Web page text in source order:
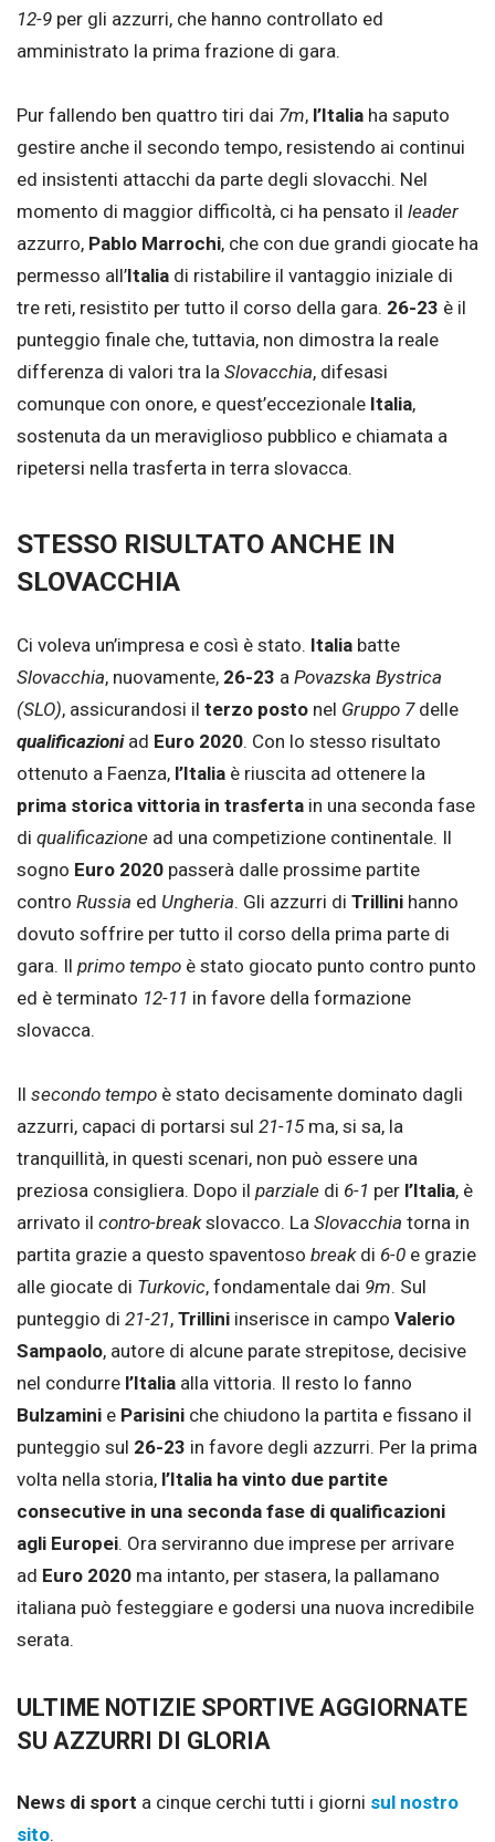
12-9 per gli azzurri, che hanno controllato ed
amministrato la prima frazione di gara.
Pur fallendo ben quattro tiri dai 7m, l’Italia ha saputo
gestire anche il secondo tempo, resistendo ai continui
ed insistenti attacchi da parte degli slovacchi. Nel
momento di maggior difficoltà, ci ha pensato il leader
azzurro, Pablo Marrochi, che con due grandi giocate ha
permesso all’Italia di ristabilire il vantaggio iniziale di
tre reti, resistito per tutto il corso della gara. 26-23 è il
punteggio finale che, tuttavia, non dimostra la reale
differenza di valori tra la Slovacchia, difesasi
comunque con onore, e quest’eccezionale Italia,
sostenuta da un meraviglioso pubblico e chiamata a
ripetersi nella trasferta in terra slovacca.
STESSO RISULTATO ANCHE IN
SLOVACCHIA
Ci voleva un’impresa e così è stato. Italia batte
Slovacchia, nuovamente, 26-23 a Povazska Bystrica
(SLO), assicurandosi il terzo posto nel Gruppo 7delle
qualificazioni ad Euro 2020. Con lo stesso risultato
ottenuto a Faenza, l’Italia è riuscita ad ottenere la
prima storica vittoria in trasferta in una seconda fase
di qualificazione ad una competizione continentale. Il
sogno Euro 2020 passerà dalle prossime partite
contro Russia ed Ungheria. Gli azzurri di Trillini hanno
dovuto soffrire per tutto il corso della prima parte di
gara. Il primo tempo è stato giocato punto contro punto
ed è terminato 12-11 in favore della formazione
slovacca.
Il secondo tempo è stato decisamente dominato dagli
azzurri, capaci di portarsi sul 21-15ma, si sa, la
tranquillità, in questi scenari, non può essere una
preziosa consigliera. Dopo il parziale di 6-1 per l’Italia, è
arrivato il contro-breakslovacco. La Slovacchia torna in
partita grazie a questo spaventoso break di 6-0 e grazie
alle giocate di Turkovic, fondamentale dai 9m. Sul
punteggio di 21-21, Trillini inserisce in campo Valerio
Sampaolo, autore di alcune parate strepitose, decisive
nel condurre l’Italia alla vittoria. Il resto lo fanno
Bulzamini e Parisini che chiudono la partita e fissano il
punteggio sul 26-23 in favore degli azzurri. Per la prima
volta nella storia, l’Italia ha vinto due partite
consecutive in una seconda fase di qualificazioni
agli Europei. Ora serviranno due imprese per arrivare
ad Euro 2020 ma intanto, per stasera, la pallamano
italiana può festeggiare e godersi una nuova incredibile
serata.
ULTIME NOTIZIE SPORTIVE AGGIORNATE
SU AZZURRI DI GLORIA
News di sport a cinque cerchi tutti i giorni sul nostro
sito.